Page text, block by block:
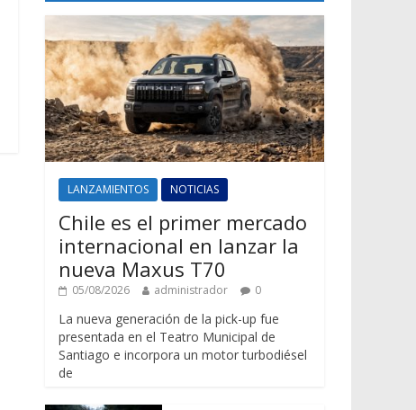
LANZAMIENTOS NOTICIAS
Chile es el primer mercado
internacional en lanzar la
nueva Maxus T70
05/08/2026 administrador 0
La nueva generación de la pick-up fue
presentada en el Teatro Municipal de
Santiago e incorpora un motor turbodiésel
de